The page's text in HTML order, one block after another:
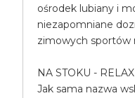
ośrodek lubiany i
niezapomniane
zimowych sportów
NA STOKU -
Jak sama nazwa